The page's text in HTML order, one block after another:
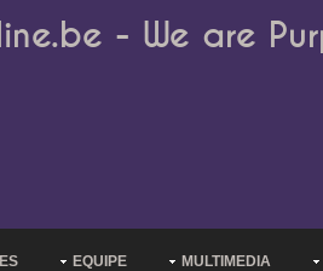
- We are
EQUIPE MULTIMEDIA